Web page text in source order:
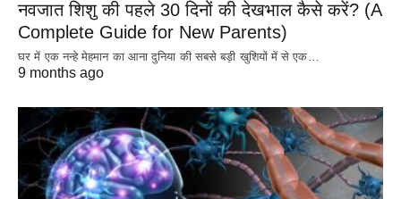
नवजात शिशु की पहले 30 दिनों की देखभाल कैसे करें? (A
Complete Guide for New Parents)
घर में एक नन्हे मेहमान का आना दुनिया की सबसे बड़ी खुशियों में से एक…
9 months ago